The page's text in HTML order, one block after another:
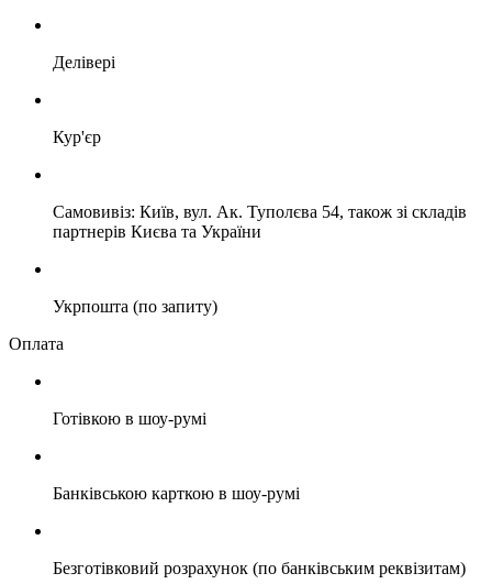
Делівері
Кур'єр
Самовивіз: Київ, вул. Ак. Туполєва 54, також зі складів
партнерів Києва та України
Укрпошта (по запиту)
Оплата
Готівкою в шоу-румі
Банківською карткою в шоу-румі
Безготівковий розрахунок (по банківським реквізитам)